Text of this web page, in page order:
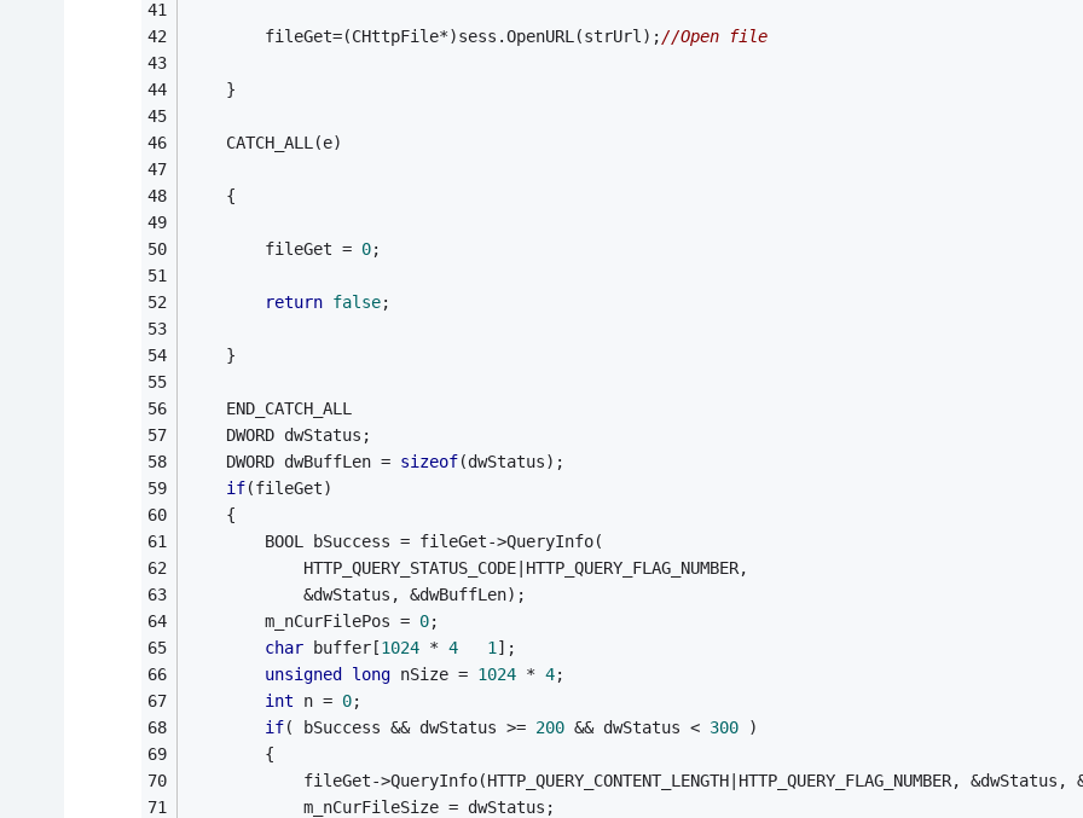
        fileGet=(CHttpFile*)sess.OpenURL(strUrl);
//Open file
    }
    CATCH_ALL(e)
    {
        fileGet =
0;
return false;
    }
    END_CATCH_ALL
    DWORD dwStatus;
    DWORD dwBuffLen =
sizeof(dwStatus);
if(fileGet)
    {
        BOOL bSuccess = fileGet->QueryInfo(
            HTTP_QUERY_STATUS_CODE|HTTP_QUERY_FLAG_NUMBER,
            &dwStatus, &dwBuffLen);
        m_nCurFilePos =
0;
char buffer[1024 * 4 1 ];
unsigned
long nSize = 1024 * 4;
int n = 0;
if( bSuccess && dwStatus >= 200 && dwStatus < 300 )
        {
fileGet->QueryInfo(HTTP_QUERY_CONTENT_LENGTH|HTTP_QUERY_FLAG_NUMBER, &dwStatus,
            m_nCurFileSize = dwStatus;